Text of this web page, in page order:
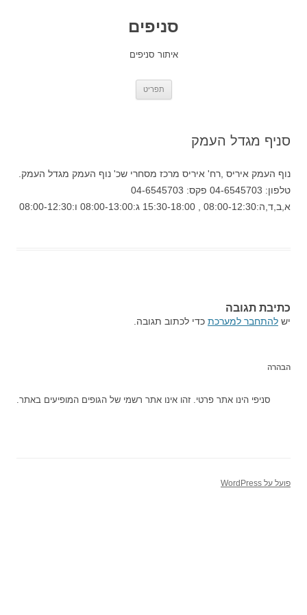
סניפים
איתור סניפים
תפריט
סניף מגדל העמק
נוף העמק איריס ,רח' איריס מרכז מסחרי שכ' נוף העמק מגדל העמק.
טלפון: 04-6545703 פקס: 04-6545703
א,ב,ד,ה:08:00-12:30 , 15:30-18:00 ג:08:00-13:00 ו:08:00-12:30
כתיבת תגובה
יש להתחבר למערכת כדי לכתוב תגובה.
הבהרה
סניפי הינו אתר פרטי. זהו אינו אתר רשמי של הגופים המופיעים באתר.
פועל על WordPress